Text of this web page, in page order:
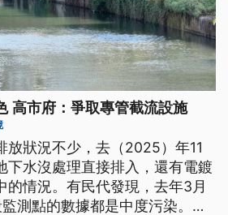
高市府：爭取專管截流設施
放狀況不少，去（2025）年11
下水沒處理直接排入，還有電鍍
的情況。有民代發現，去年3月
測點的數據都是中度污染。市